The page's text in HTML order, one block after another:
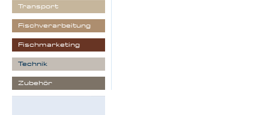
Transport
Fischverarbeitung
Fischmarketing
Technik
Zubehör